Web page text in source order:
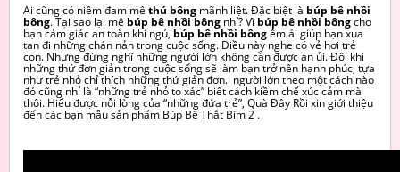
Ai cũng có niềm đam mê thú bông mãnh liệt. Đặc biệt là búp bê nhồi
bông. Tại sao lại mê búp bê nhồi bông nhỉ? Vì búp bê nhồi bôngcho
bạn cảm giác an toàn khi ngủ, búp bê nhồi bôngêm ái giúp bạn xua
tan đi những chán nản trong cuộc sống. Điều này nghe có vẻ hơi trẻ
con. Nhưng đừng nghĩ những người lớn không cần được an ủi. Đôi khi
những thứ đơn giản trong cuộc sống sẽ làm bạn trở nên hạnh phúc, tựa
như trẻ nhỏ chỉ thích những thứ giản đơn. người lớn theo một cách nào
đó cũng nhỉ là “những trẻ nhỏ to xác” biết cách kiềm chế xúc cảm mà
thôi. Hiểu được nỗi lòng của “những đứa trẻ”, Quà Đây Rồi xin giới thiệu
đến các bạn mẫu sản phẩm Búp Bê Thắt Bím 2 .